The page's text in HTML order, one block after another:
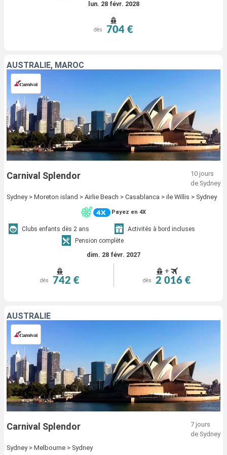
lun. 28 févr. 2028
dès 704 €
AUSTRALIE, MAROC
Carnival Splendor
10 jours
de Sydney
Sydney > Moreton island > Airlie Beach > Casablanca > ile Willis > Sydney
Payez en 4X
Clubs enfants dès 2 ans
Activités à bord incluses
Pension complète
dim. 28 févr. 2027
dès 742 €
+
dès 2 016 €
AUSTRALIE
Carnival Splendor
7 jours
de Sydney
Sydney > Melbourne > Sydney